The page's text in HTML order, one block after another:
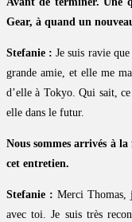
Gear, à quand un
Stefanie : Je suis ravie
grande amie, et elle me
d’elle à Tokyo. Qui sait,
elle dans le futur.
Nous sommes arrivés à
cet entretien.
Stefanie : Merci Thomas,
avec toi. Je suis très